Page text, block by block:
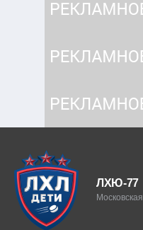
ЛХЮ-77